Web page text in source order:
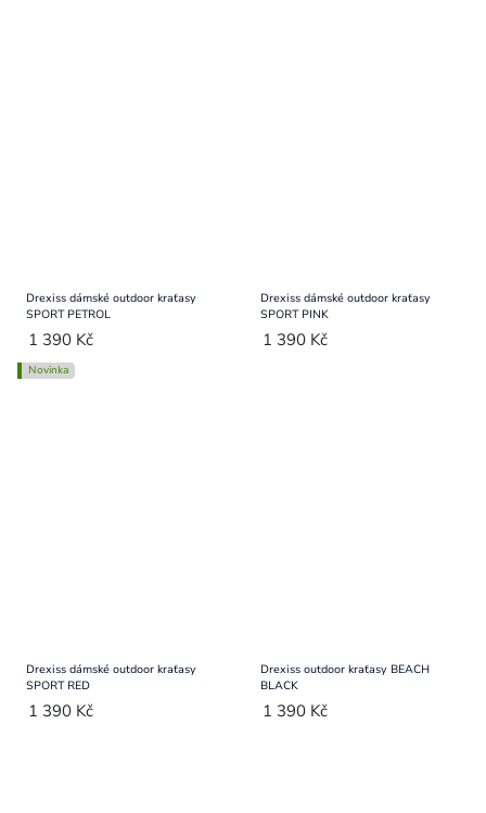
Drexiss dámské outdoor kraťasy
SPORT PETROL
1 390 Kč
Drexiss dámské outdoor kraťasy
SPORT PINK
1 390 Kč
Novinka
Drexiss dámské outdoor kraťasy
SPORT RED
1 390 Kč
Drexiss outdoor kraťasy BEACH
BLACK
1 390 Kč